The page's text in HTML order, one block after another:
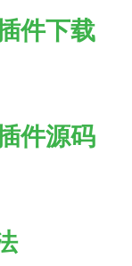
件下载
件源码